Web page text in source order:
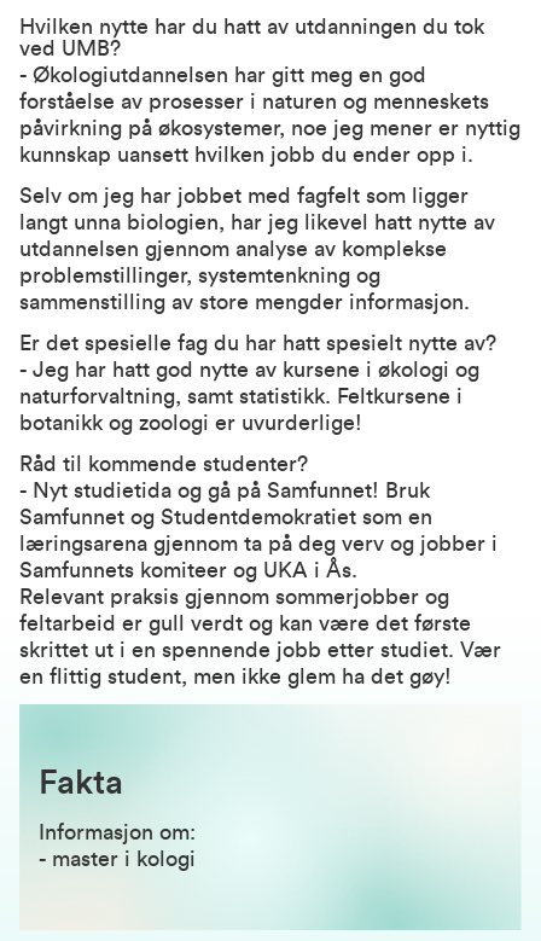
Hvilken nytte har du hatt av utdanningen du tok
ved UMB?
- Økologiutdannelsen har gitt meg en god
forståelse av prosesser i naturen og menneskets
påvirkning på økosystemer, noe jeg mener er nyttig
kunnskap uansett hvilken jobb du ender opp i.
Selv om jeg har jobbet med fagfelt som ligger
langt unna biologien, har jeg likevel hatt nytte av
utdannelsen gjennom analyse av komplekse
problemstillinger, systemtenkning og
sammenstilling av store mengder informasjon.
Er det spesielle fag du har hatt spesielt nytte av?
- Jeg har hatt god nytte av kursene i økologi og
naturforvaltning, samt statistikk. Feltkursene i
botanikk og zoologi er uvurderlige!
Råd til kommende studenter?
- Nyt studietida og gå på Samfunnet! Bruk
Samfunnet og Studentdemokratiet som en
læringsarena gjennom ta på deg verv og jobber i
Samfunnets komiteer og UKA i Ås.
Relevant praksis gjennom sommerjobber og
feltarbeid er gull verdt og kan være det første
skrittet ut i en spennende jobb etter studiet. Vær
en flittig student, men ikke glem ha det gøy!
Fakta
Informasjon om:
- master i kologi